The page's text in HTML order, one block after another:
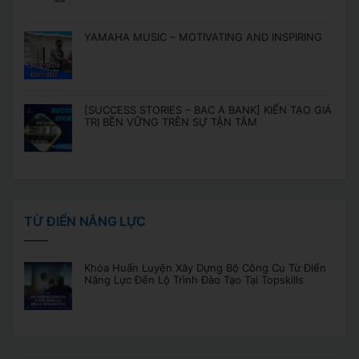
YAMAHA MUSIC – MOTIVATING AND INSPIRING
[SUCCESS STORIES – BAC A BANK] KIẾN TẠO GIÁ
TRỊ BỀN VỮNG TRÊN SỰ TẬN TÂM
TỪ ĐIỂN NĂNG LỰC
Khóa Huấn Luyện Xây Dựng Bộ Công Cụ Từ Điển
Năng Lực Đến Lộ Trình Đào Tạo Tại Topskills